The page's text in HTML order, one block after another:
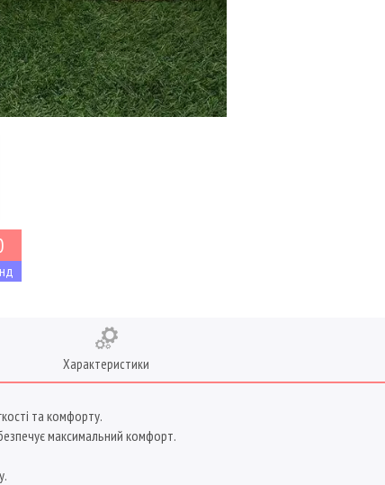
Характеристики
та комфорту.
максимальний комфорт.